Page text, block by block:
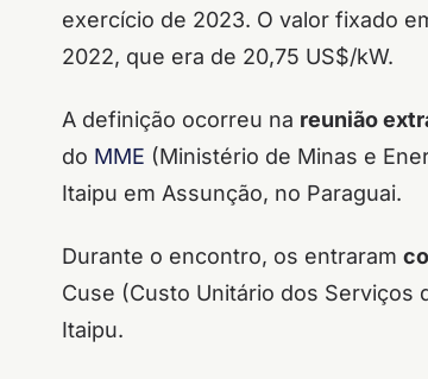
exercício de 2023. O valor fixado
2022, que era de 20,75 US$/kW.
A definição ocorreu na reunião
do MME (Ministério de Minas e
Itaipu em Assunção, no Paraguai.
Durante o encontro, os entraram
Cuse (Custo Unitário dos Serviços
Itaipu.